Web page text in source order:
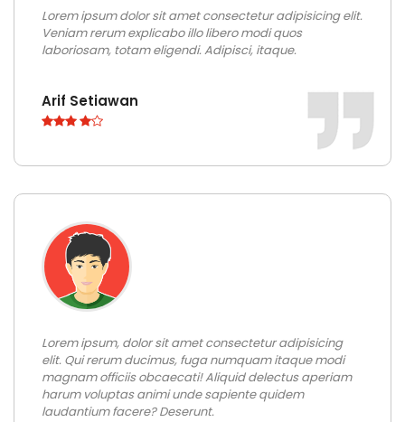
Lorem ipsum dolor sit amet consectetur adipisicing elit.
Veniam rerum explicabo illo libero modi quos
laboriosam, totam eligendi. Adipisci, itaque.
Arif Setiawan
Lorem ipsum, dolor sit amet consectetur adipisicing
elit. Qui rerum ducimus, fuga numquam itaque modi
magnam officiis obcaecati! Aliquid delectus aperiam
harum voluptas animi unde sapiente quidem
laudantium facere? Deserunt.